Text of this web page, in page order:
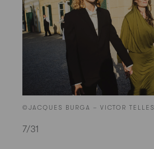
©JACQUES BURGA – VICTOR TELLES
7/31